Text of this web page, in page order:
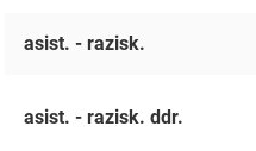
asist. - razisk.
asist. - razisk. ddr.